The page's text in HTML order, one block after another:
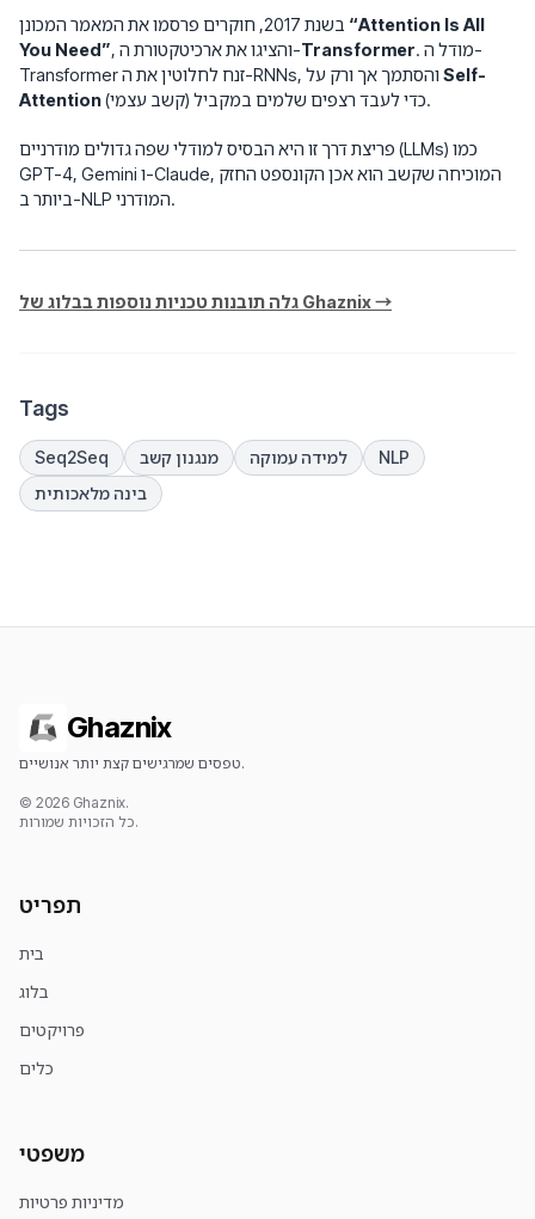
“Attention Is All
You Need”
, והציגו את ארכיטקטורת ה-Transformer. מודל ה-
Self-
Attention
(קשב עצמי) כדי לעבד רצפים שלמים במקביל.
פריצת דרך זו היא הבסיס למודלי שפה גדולים מודרניים (LLMs) כמו
GPT-4, Gemini ו-Claude, המוכיחה שקשב הוא אכן הקונספט החזק
ביותר ב-NLP המודרני.
גלה תובנות טכניות נוספות בבלוג של Ghaznix →
Tags
Seq2Seq מנגנון קשב למידה עמוקה
NLP
בינה מלאכותית
Ghaznix
טפסים שמרגישים קצת יותר אנושיים.
© 2026 Ghaznix.
כל הזכויות שמורות.
תפריט
בית
בלוג
פרויקטים
כלים
משפטי
מדיניות פרטיות